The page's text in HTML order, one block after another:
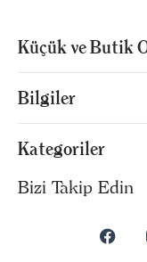
Küçük ve Butik
Bilgiler
Kategoriler
Bizi Takip Edin